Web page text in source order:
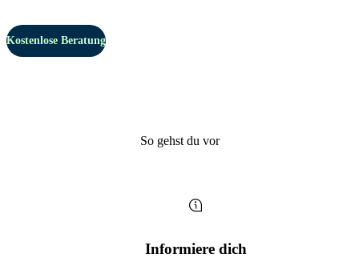
Kostenlose Beratung
So gehst du vor
Informiere dich